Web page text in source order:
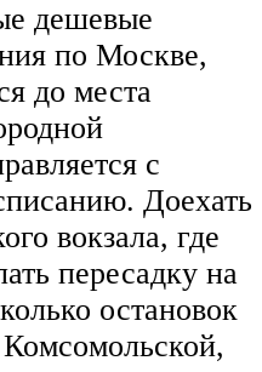
дешевые
по Москве,
до места
с
Доехать
вокзала, где
пересадку на
остановок